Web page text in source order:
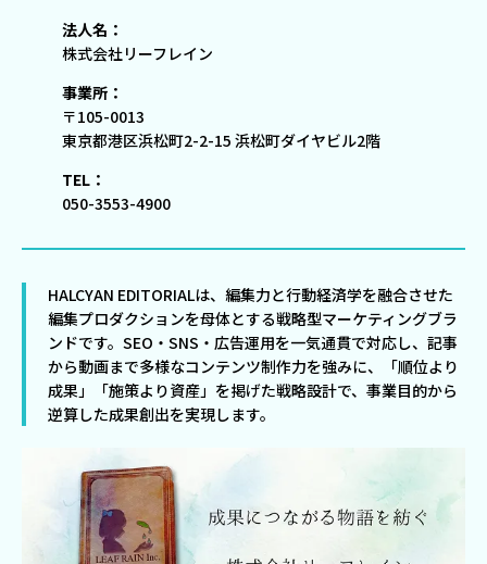
法人名：
株式会社リーフレイン
事業所：
〒105-0013
東京都港区浜松町2-2-15 浜松町ダイヤビル2階
TEL：
050-3553-4900
HALCYAN EDITORIALは、編集力と行動経済学を融合させた
編集プロダクションを母体とする戦略型マーケティングブラ
ンドです。SEO・SNS・広告運用を一気通貫で対応し、記事
から動画まで多様なコンテンツ制作力を強みに、「順位より
成果」「施策より資産」を掲げた戦略設計で、事業目的から
逆算した成果創出を実現します。